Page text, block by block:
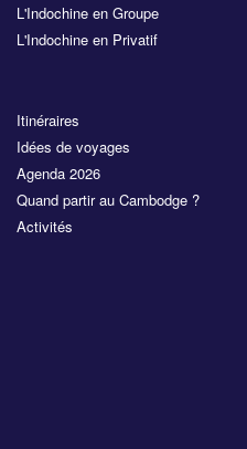
L'Indochine en Groupe
L'Indochine en Privatif
Itinéraires
Idées de voyages
Agenda 2026
Quand partir au Cambodge ?
Activités